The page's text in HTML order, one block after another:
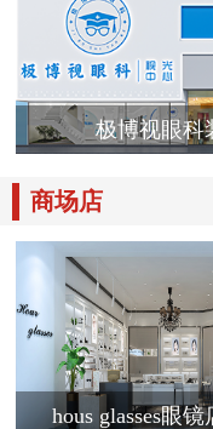
极博视眼科
商场店
hous glasses眼